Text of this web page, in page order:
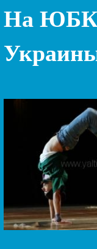
На ЮБК